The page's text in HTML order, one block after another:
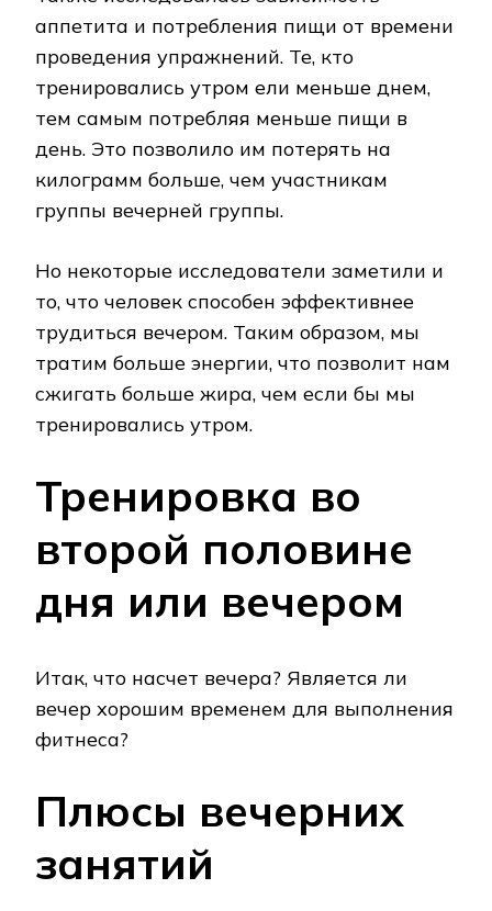
аппетита и потребления пищи от времени
проведения упражнений. Те, кто
тренировались утром ели меньше днем,
тем самым потребляя меньше пищи в
день. Это позволило им потерять на
килограмм больше, чем участникам
группы вечерней группы.
Но некоторые исследователи заметили и
то, что человек способен эффективнее
трудиться вечером. Таким образом, мы
тратим больше энергии, что позволит нам
сжигать больше жира, чем если бы мы
тренировались утром.
Тренировка во
второй половине
дня или вечером
Итак, что насчет вечера? Является ли
вечер хорошим временем для выполнения
фитнеса?
Плюсы вечерних
занятий